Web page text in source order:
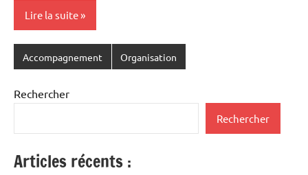
Lire la suite
Accompagnement Organisation
Rechercher
Rechercher
Articles récents :